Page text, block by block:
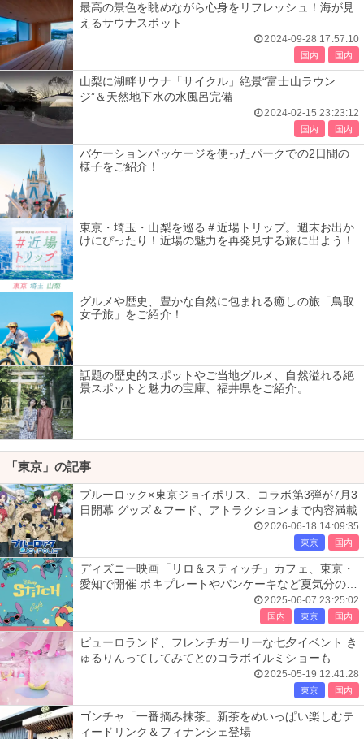
最高の景色を眺めながら心身をリフレッシュ！海が見
えるサウナスポット
2024-09-28 17:57:10
国内 国内
山梨に湖畔サウナ「サイクル」絶景“富士山ラウン
ジ”＆天然地下水の水風呂完備
2024-02-15 23:23:12
国内 国内
バケーションパッケージを使ったパークでの2日間の
様子をご紹介！
東京・埼玉・山梨を巡る＃近場トリップ。週末お出か
けにぴったり！近場の魅力を再発見する旅に出よう！
グルメや歴史、豊かな自然に包まれる癒しの旅「鳥取
女子旅」をご紹介！
話題の歴史的スポットやご当地グルメ、自然溢れる絶
景スポットと魅力の宝庫、福井県をご紹介。
「東京」の記事
ブルーロック×東京ジョイポリス、コラボ第3弾が7月3
日開幕 グッズ＆フード、アトラクションまで内容満載
2026-06-18 14:09:35
東京 国内
ディズニー映画「リロ＆スティッチ」カフェ、東京・
愛知で開催 ポキプレートやパンケーキなど夏気分のカ
2025-06-07 23:25:02
国内 東京 国内
ピューロランド、フレンチガーリーな七夕イベント き
ゅるりんってしてみてとのコラボイルミショーも
2025-05-19 12:41:28
東京 国内
ゴンチャ「一番摘み抹茶」新茶をめいっぱい楽しむテ
ィードリンク＆フィナンシェ登場